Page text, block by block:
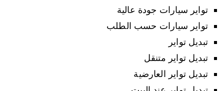
تواير سيارات جودة عالية
تواير سيارات حسب الطلب
تبديل تواير
تبديل تواير متنقل
تبديل تواير العارضية